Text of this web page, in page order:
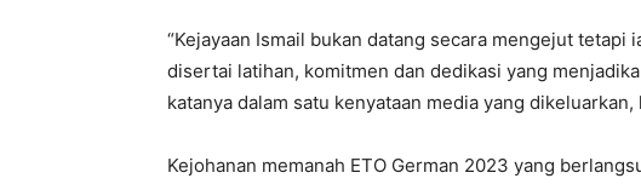
“Kejayaan Ismail bukan datang secara mengejut tetapi
disertai latihan, komitmen dan dedikasi yang
katanya dalam satu kenyataan media yang dikeluarkan,
Kejohanan memanah ETO German 2023 yang